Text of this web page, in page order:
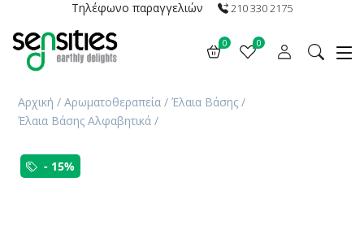
Τηλέφωνο παραγγελιών 210 330 2175
0 0
Αρχική / Αρωματοθεραπεία / Έλαια Βάσης /
Έλαια Βάσης Αλφαβητικά /
- 15%